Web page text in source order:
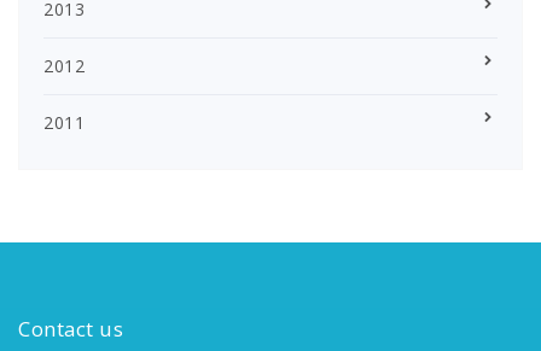
2013
2012
2011
Contact us